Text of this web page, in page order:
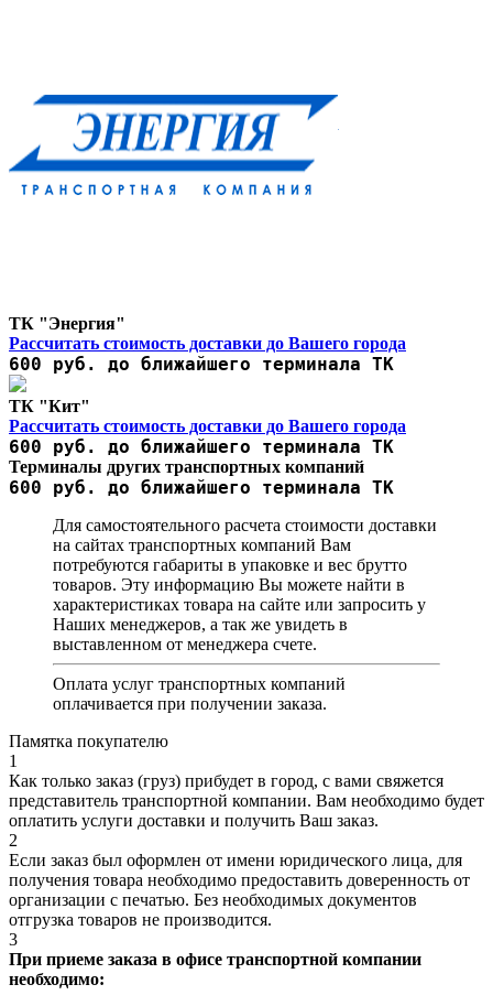
ТК "Энергия"
Рассчитать стоимость доставки до Вашего города
600 руб. до ближайшего терминала ТК
ТК "Кит"
Рассчитать стоимость доставки до Вашего города
600 руб. до ближайшего терминала ТК
Терминалы других транспортных компаний
600 руб. до ближайшего терминала ТК
Для самостоятельного расчета стоимости доставки
на сайтах транспортных компаний Вам
потребуются габариты в упаковке и вес брутто
товаров. Эту информацию Вы можете найти в
характеристиках товара на сайте или запросить у
Наших менеджеров, а так же увидеть в
выставленном от менеджера счете.
Оплата услуг транспортных компаний
оплачивается при получении заказа.
Памятка покупателю
1
Как только заказ (груз) прибудет в город, с вами свяжется
представитель транспортной компании. Вам необходимо будет
оплатить услуги доставки и получить Ваш заказ.
2
Если заказ был оформлен от имени юридического лица, для
получения товара необходимо предоставить доверенность от
организации с печатью. Без необходимых документов
отгрузка товаров не производится.
3
При приеме заказа в офисе транспортной компании
необходимо: